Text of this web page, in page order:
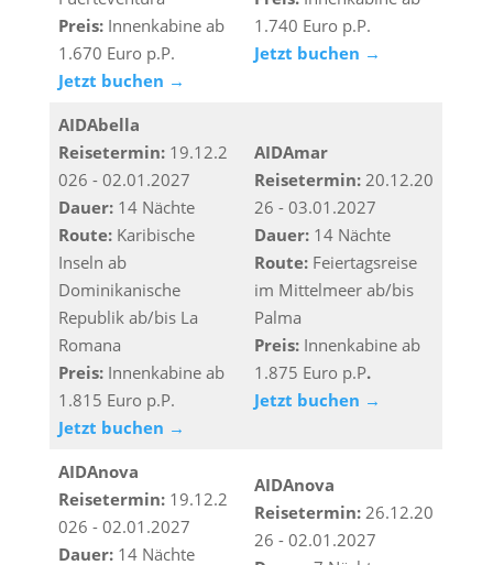
Preis: Innenkabine ab
1.670 Euro p.P.
Jetzt buchen →
1.740 Euro p.P.
Jetzt buchen →
AIDAbella
Reisetermin: 19.12.2
026 - 02.01.2027
Dauer: 14 Nächte
Route: Karibische
Inseln ab
Dominikanische
Republik ab/bis La
Romana
Preis: Innenkabine ab
1.815 Euro p.P.
Jetzt buchen →
AIDAmar
Reisetermin: 20.12.20
26 - 03.01.2027
Dauer: 14 Nächte
Route: Feiertagsreise
im Mittelmeer ab/bis
Palma
Preis: Innenkabine ab
1.875 Euro p.P.
Jetzt buchen →
AIDAnova
Reisetermin: 19.12.2
026 - 02.01.2027
Dauer: 14 Nächte
AIDAnova
Reisetermin: 26.12.20
26 - 02.01.2027